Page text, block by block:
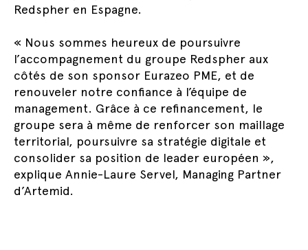
Redspher en Espagne.
« Nous sommes heureux de poursuivre
l’accompagnement du groupe Redspher aux
côtés de son sponsor Eurazeo PME, et de
renouveler notre confiance à l’équipe de
management. Grâce à ce refinancement, le
groupe sera à même de renforcer son maillage
territorial, poursuivre sa stratégie digitale et
consolider sa position de leader européen »,
explique Annie-Laure Servel, Managing Partner
d’Artemid.